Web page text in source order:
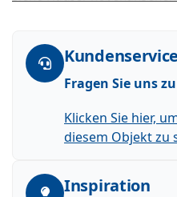
Kundenservice
Fragen Sie uns
Klicken Sie hier,
diesem Objekt zu
Inspiration